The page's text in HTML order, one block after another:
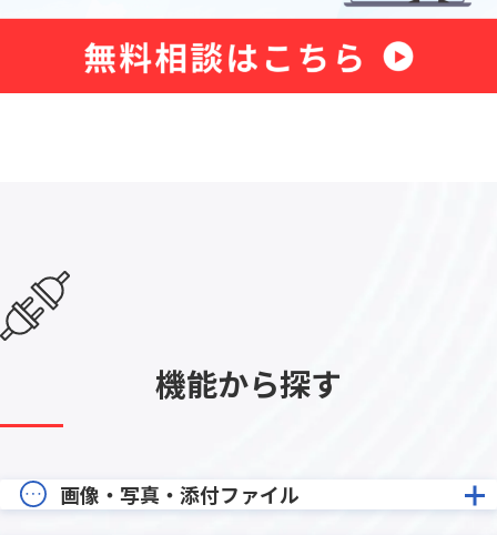
機能から探す
画像・写真・添付ファイル